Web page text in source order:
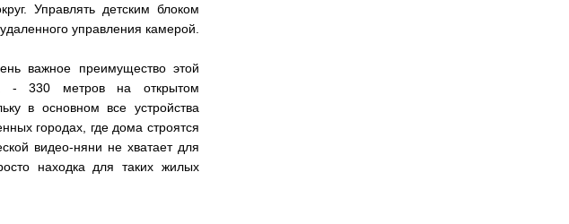
Управлять детским блоком
управления камерой.
важное преимущество этой
- 330 метров на открытом
в основном все устройства
городах, где дома строятся
видео-няни не хватает для
находка для таких жилых